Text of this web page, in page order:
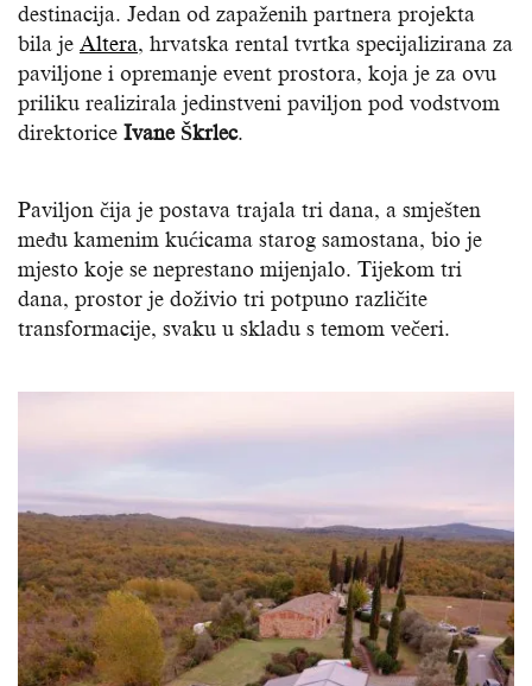
destinacija. Jedan od zapaženih partnera projekta
bila je Altera, hrvatska rental tvrtka specijalizirana za
paviljone i opremanje event prostora, koja je za ovu
priliku realizirala jedinstveni paviljon pod vodstvom
direktorice Ivane Škrlec.
Paviljon čija je postava trajala tri dana, a smješten
među kamenim kućicama starog samostana, bio je
mjesto koje se neprestano mijenjalo. Tijekom tri
dana, prostor je doživio tri potpuno različite
transformacije, svaku u skladu s temom večeri.